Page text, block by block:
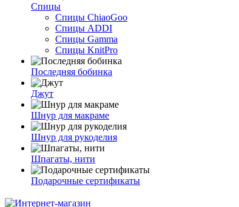
Спицы
Спицы ChiaoGoo
Спицы ADDI
Спицы Gamma
Спицы KnitPro
Последняя бобинка
Джут
Шнур для макраме
Шнур для рукоделия
Шпагаты, нити
Подарочные сертификаты